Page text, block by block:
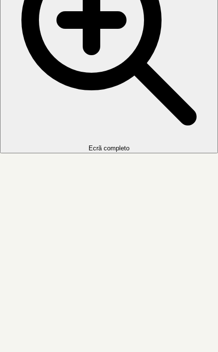
Ecrã completo